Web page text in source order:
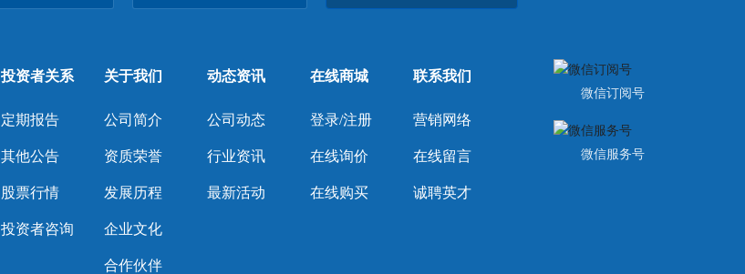
投资者关系
定期报告
其他公告
股票行情
投资者咨询
关于我们
公司简介
资质荣誉
发展历程
企业文化
合作伙伴
动态资讯
公司动态
行业资讯
最新活动
在线商城
登录/注册
在线询价
在线购买
联系我们
营销网络
在线留言
诚聘英才
微信订阅号
微信服务号